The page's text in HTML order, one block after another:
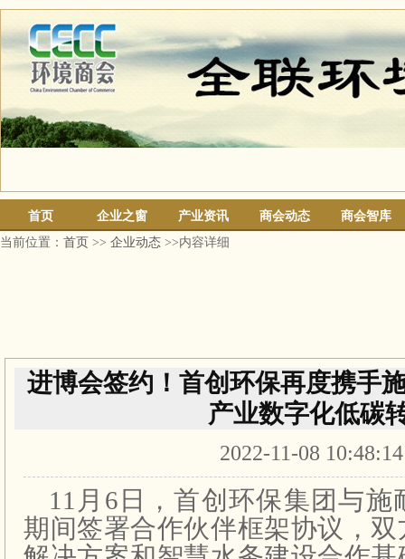
首页 企业之窗 产业资讯 商会动态
商会智库
当前位置： 首页 >> 企业动态 >>内容详细
进博会签约！首创环保再度携手
产业数字化低碳
2022-11-08
11月6日，首创环保集团与施
期间签署合作伙伴框架协议，